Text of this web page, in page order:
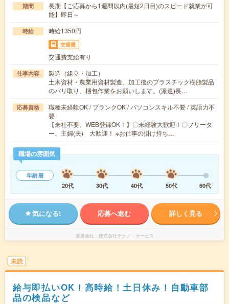
期間
長期【ご応募から1週間以内(最短2日目)のスピード就業が可
能】即日～
時給 時給1350円
交通費
交通費支給有り
仕事内容
製造（組立・加工）
土木資材・農業用資材製造、加工後のプラスチック樹脂製品
のバリ取り、梱包作業をお願いします。(派遣)長…
応募資格
職種未経験OK / ブランクOK / パソコンスキル不要 / 英語力不
要
【来社不要、WEB登録OK！】〇未経験大歓迎！〇フリータ
ー、主婦(夫) 大歓迎！ ※お仕事の掛け持ち…
職場の雰囲気
年齢層
20代
30代 40代 50代 60代
気になる! 応募へ進む 詳しく見る
派遣会社 株式会社テクノ・サービス
未読
給与即払いOK！高時給！土日休み！自動車部
品の検品など